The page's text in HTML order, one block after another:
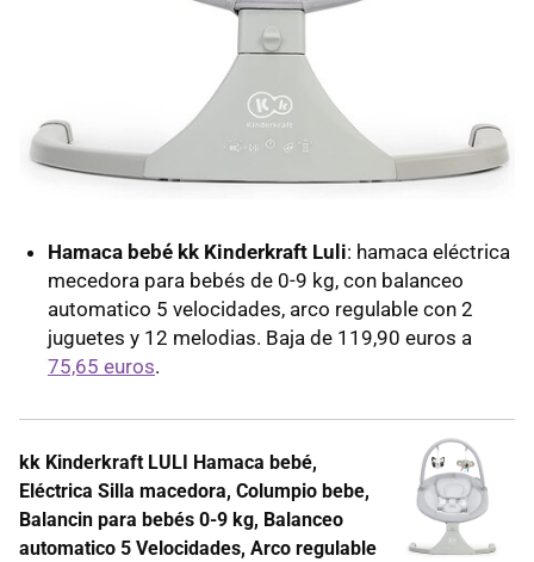
Hamaca bebé kk Kinderkraft Luli: hamaca eléctrica
mecedora para bebés de 0-9 kg, con balanceo
automatico 5 velocidades, arco regulable con 2
juguetes y 12 melodias. Baja de 119,90 euros a
75,65 euros.
kk Kinderkraft LULI Hamaca bebé,
Eléctrica Silla macedora, Columpio bebe,
Balancin para bebés 0-9 kg, Balanceo
automatico 5 Velocidades, Arco regulable